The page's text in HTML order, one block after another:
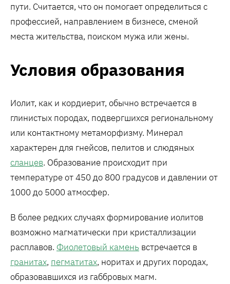
пути. Считается, что он помогает определиться с
профессией, направлением в бизнесе, сменой
места жительства, поиском мужа или жены.
Условия образования
Иолит, как и кордиерит, обычно встречается в
глинистых породах, подвергшихся региональному
или контактному метаморфизму. Минерал
характерен для гнейсов, пелитов и слюдяных
сланцев. Образование происходит при
температуре от 450 до 800 градусов и давлении от
1000 до 5000 атмосфер.
В более редких случаях формирование иолитов
возможно магматически при кристаллизации
расплавов. Фиолетовый камень встречается в
гранитах, пегматитах, норитах и ​​других породах,
образовавшихся из габбровых магм.